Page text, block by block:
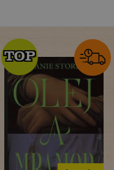
TOP
TOP